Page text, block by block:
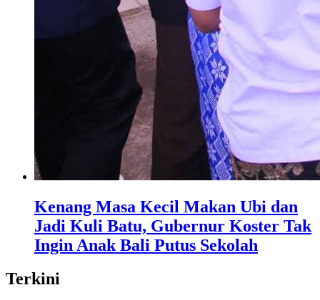
Kenang Masa Kecil Makan Ubi dan
Jadi Kuli Batu, Gubernur Koster Tak
Ingin Anak Bali Putus Sekolah
Terkini